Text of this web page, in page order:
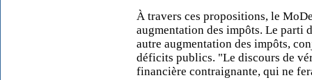
À travers ces propositions, le
augmentation des impôts. Le parti
autre augmentation des impôts,
déficits publics. "Le discours de
financière contraignante, qui ne